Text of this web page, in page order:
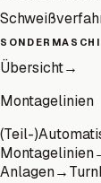
Übersicht→
Montagelinien
(Teil-
Montagelinien
Anlagen→